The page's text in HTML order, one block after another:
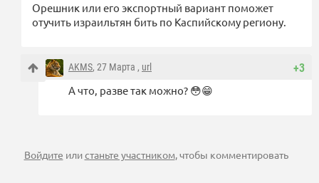
Орешник или его экспортный вариант поможет
отучить израильтян бить по Каспийскому региону.
+3
AKMS, 27 Марта , url
А что, разве так можно? 😳😁
Войдите илистаньте участником, чтобы комментировать